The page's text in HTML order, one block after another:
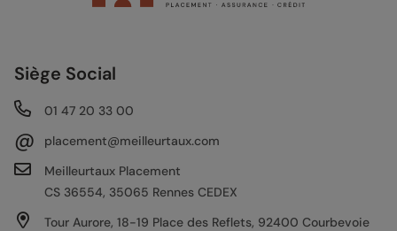
Siège Social
01 47 20 33 00
@
placement@meilleurtaux.com
Meilleurtaux Placement
CS 36554, 35065 Rennes CEDEX
Tour Aurore, 18-19 Place des Reflets, 92400 Courbevoie